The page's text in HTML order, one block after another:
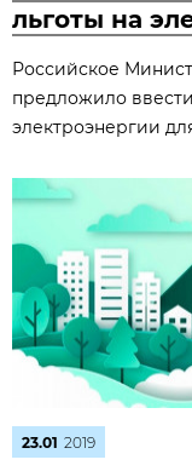
льготы на
Российское
предложило
электроэнергии
23.01 2019